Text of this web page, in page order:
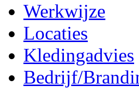
Werkwijze
Locaties
Kledingadvies
Bedrijf/